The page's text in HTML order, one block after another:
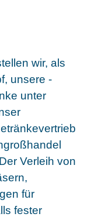
wir, als
, unsere ­
unter
­Verleih von
für
fester